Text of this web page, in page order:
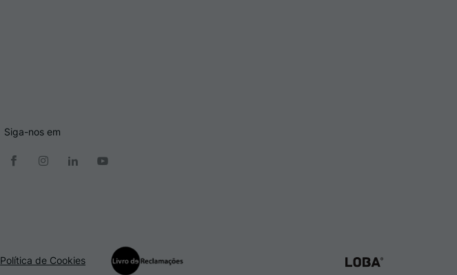
Siga-nos em
Política de Cookies